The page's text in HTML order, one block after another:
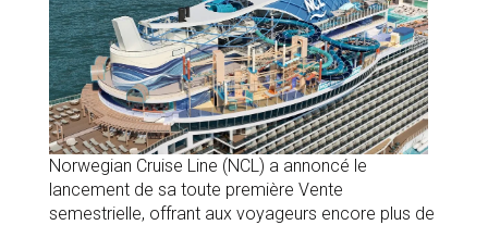
Norwegian Cruise Line (NCL) a annoncé le
lancement de sa toute première Vente
semestrielle, offrant aux voyageurs encore plus de